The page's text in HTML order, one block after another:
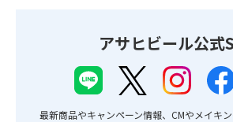
アサヒビール公式
最新商品やキャンペーン情報、CMやメイキ